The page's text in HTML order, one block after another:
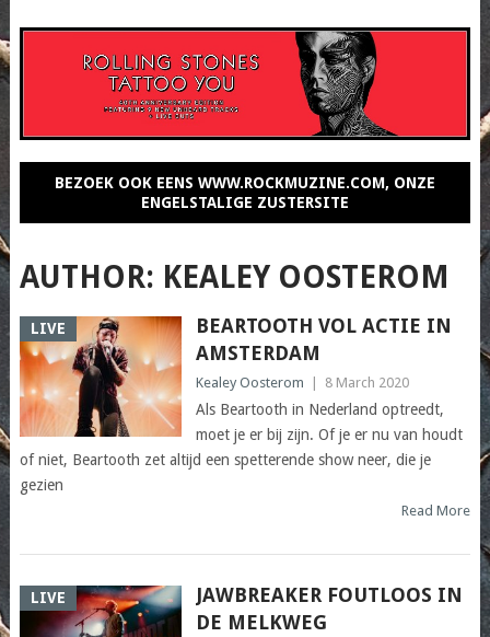
BEZOEK OOK EENS WWW.ROCKMUZINE.COM, ONZE
ENGELSTALIGE ZUSTERSITE
AUTHOR: KEALEY OOSTEROM
LIVE
BEARTOOTH VOL ACTIE IN
AMSTERDAM
Kealey Oosterom 8 March 2020
Als Beartooth in Nederland optreedt,
moet je er bij zijn. Of je er nu van houdt
of niet, Beartooth zet altijd een spetterende show neer, die je
gezien
Read More
LIVE
JAWBREAKER FOUTLOOS IN
DE MELKWEG